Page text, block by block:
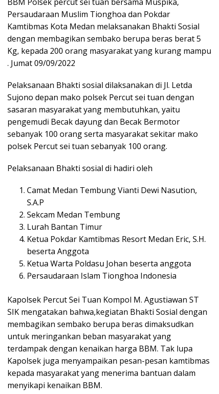
Persaudaraan Muslim Tionghoa dan Pokdar
Kamtibmas Kota Medan melaksanakan Bhakti Sosial
dengan membagikan sembako berupa beras berat 5
Kg, kepada 200 orang masyarakat yang kurang mampu
. Jumat 09/09/2022
Pelaksanaan Bhakti sosial dilaksanakan di Jl. Letda
Sujono depan mako polsek Percut sei tuan dengan
sasaran masyarakat yang membutuhkan, yaitu
pengemudi Becak dayung dan Becak Bermotor
sebanyak 100 orang serta masyarakat sekitar mako
polsek Percut sei tuan sebanyak 100 orang.
Pelaksanaan Bhakti sosial di hadiri oleh
Camat Medan Tembung Vianti Dewi Nasution,
S.A.P
Sekcam Medan Tembung
Lurah Bantan Timur
Ketua Pokdar Kamtibmas Resort Medan Eric, S.H.
beserta Anggota
Ketua Warta Poldasu Johan beserta anggota
Persaudaraan Islam Tionghoa Indonesia
Kapolsek Percut Sei Tuan Kompol M. Agustiawan ST
SIK mengatakan bahwa,kegiatan Bhakti Sosial dengan
membagikan sembako berupa beras dimaksudkan
untuk meringankan beban masyarakat yang
terdampak dengan kenaikan harga BBM. Tak lupa
Kapolsek juga menyampaikan pesan-pesan kamtibmas
kepada masyarakat yang menerima bantuan dalam
menyikapi kenaikan BBM.